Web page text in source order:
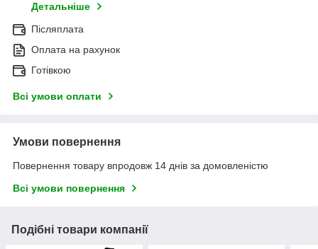
Детальніше
Післяплата
Оплата на рахунок
Готівкою
Всі умови оплати
Умови повернення
Повернення товару впродовж 14 днів за домовленістю
Всі умови повернення
Подібні товари компанії